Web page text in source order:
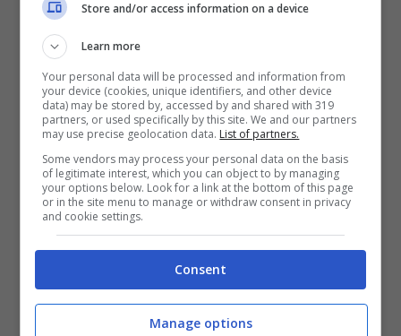
Tornando alla nuova perturbazione che già sta
interessando la Regione, questa ha colpito
prima la zona nord della Campania e si sta ora
estendendo, andando a toccare l’intero
territorio con temporali in pianura e nevicate
nelle zone montuose: a questo si assocerà un
rinforzo dei venti con incremento del moto
ondoso. Nel pomeriggio è, infatti, previsto mare
agitato. Domani mattina le condizioni meteo
non dovrebbero subire grandi cambiamenti,
anche se le previsioni preannunciano un
temporaneo aumento delle temperature che
Store and/or access information on a device
Learn more
Your personal data will be processed and information from
your device (cookies, unique identifiers, and other device
data) may be stored by, accessed by and shared with 319
partners, or used specifically by this site. We and our partners
may use precise geolocation data. List of partners.
Some vendors may process your personal data on the basis
of legitimate interest, which you can object to by managing
your options below. Look for a link at the bottom of this page
or in the site menu to manage or withdraw consent in privacy
and cookie settings.
Consent
Manage options